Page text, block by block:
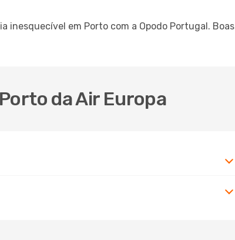
inesquecível em Porto com a Opodo Portugal. Boas
da Air Europa